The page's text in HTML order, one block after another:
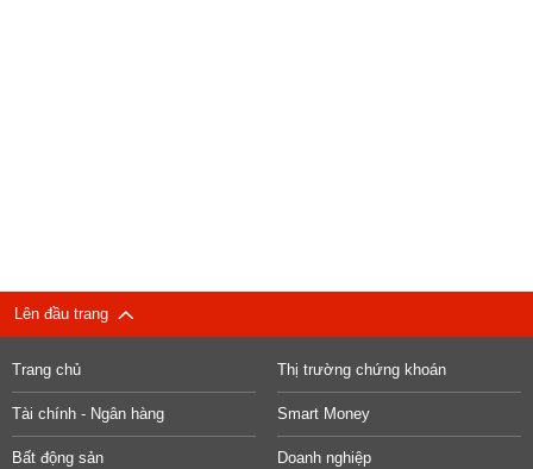
Lên đầu trang
Trang chủ Thị trường chứng khoán
Tài chính - Ngân hàng Smart Money
Bất động sản Doanh nghiệp